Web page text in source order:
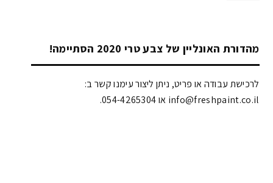
מהדורת האונליין של צבע טרי 2020 הסתיימה!
לרכישת עבודה או פריט, ניתן ליצור עימנו קשר ב:
info@freshpaint.co.il‏ או 054-4265304.